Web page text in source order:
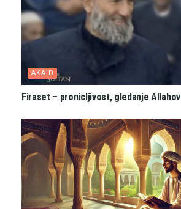
AKAID
Firaset – pronicljivost, gledanje